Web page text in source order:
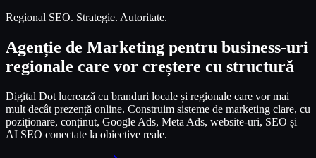
Regional SEO. Strategie. Autoritate.
Agenție de Marketing pentru business-uri
regionale care vor creștere cu structură
Digital Dot lucrează cu branduri locale și regionale care vor mai
mult decât prezență online. Construim sisteme de marketing clare, cu
poziționare, conținut, Google Ads, Meta Ads, website-uri, SEO și
AI SEO conectate la obiective reale.